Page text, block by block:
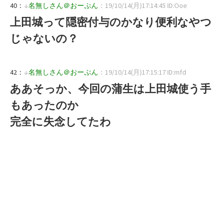
40： ↓名無しさん＠おーぷん ：19/10/14(月)17:14:45 ID:Ooe
上田城って隠密付与のかなり便利なやつ
じゃないの？
42： ↓名無しさん＠おーぷん ：19/10/14(月)17:15:17 ID:mfd
ああそっか、今回の蒲生は上田城使う手
もあったのか
完全に失念してたわ